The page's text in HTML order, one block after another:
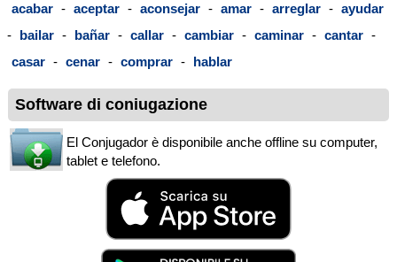
acabar - aceptar - aconsejar - amar - arreglar - ayudar
- bailar - bañar - callar - cambiar - caminar - cantar -
casar - cenar - comprar - hablar
Software di coniugazione
El Conjugador è disponibile anche offline su computer,
tablet e telefono.